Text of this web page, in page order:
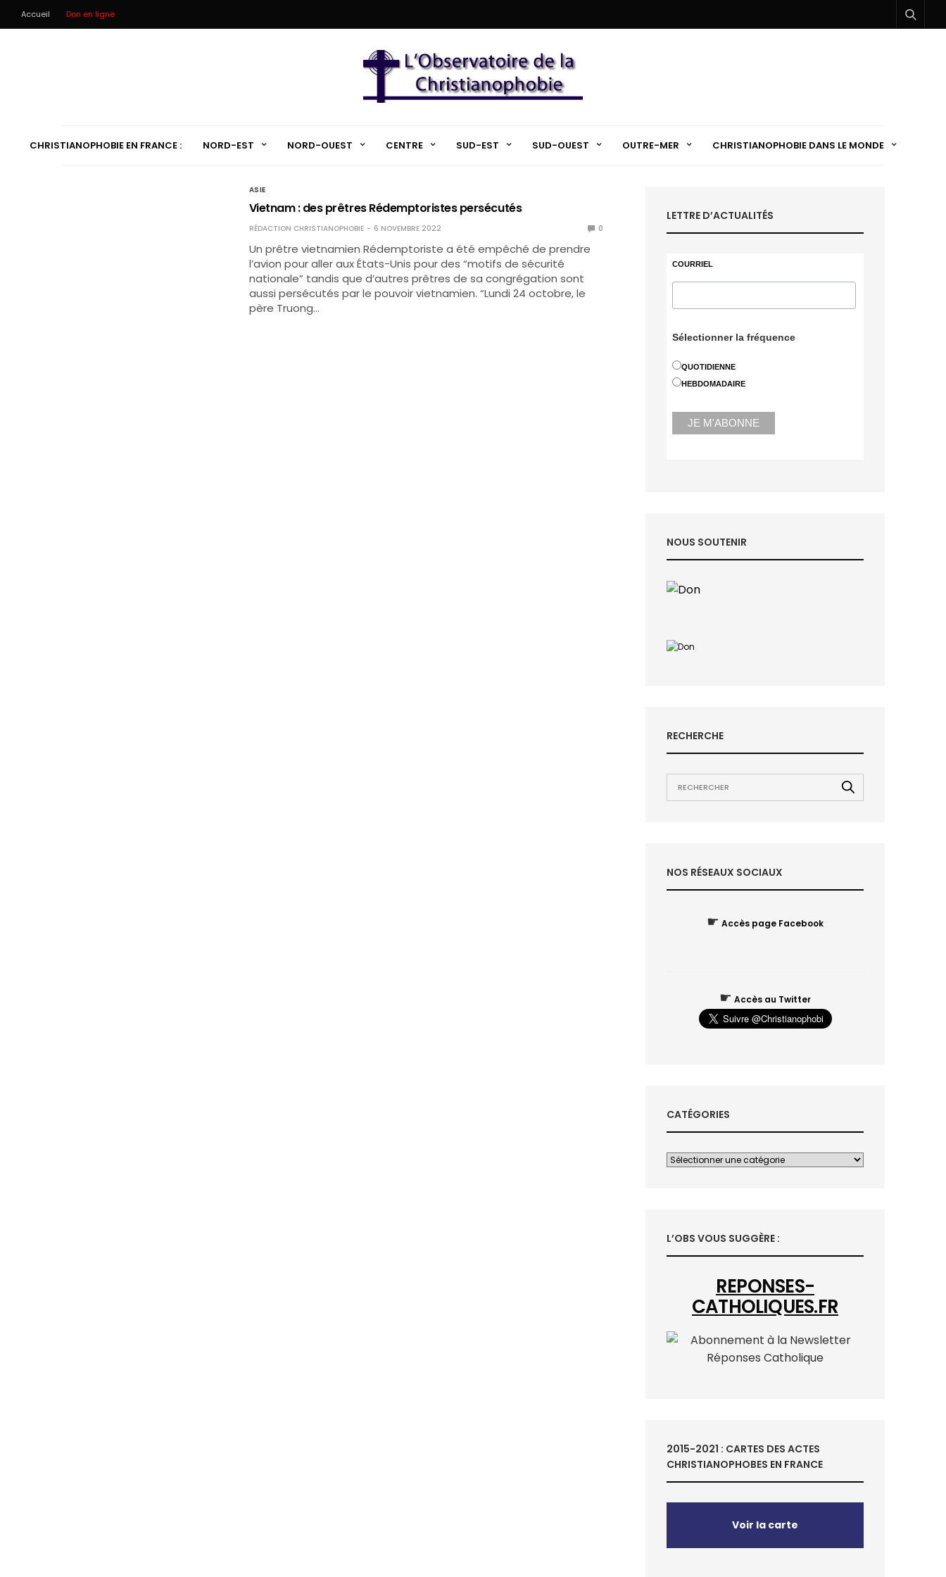
Accueil Don en ligne
CHRISTIANOPHOBIE EN FRANCE : NORD-EST NORD-OUEST CENTRE SUD-EST SUD-OUEST OUTRE-MER CHRISTIANOPHOBIE DANS LE MONDE
ASIE
Vietnam : des prêtres Rédemptoristes persécutés
RÉDACTION CHRISTIANOPHOBIE 6 NOVEMBRE 2022 0
Un prêtre vietnamien Rédemptoriste a été empêché de prendre
l’avion pour aller aux États-Unis pour des “motifs de sécurité
nationale” tandis que d’autres prêtres de sa congrégation sont
aussi persécutés par le pouvoir vietnamien. “Lundi 24 octobre, le
père Truong…
LETTRE D’ACTUALITÉS
COURRIEL
Sélectionner la fréquence
QUOTIDIENNE
HEBDOMADAIRE
NOUS SOUTENIR
RECHERCHE
NOS RÉSEAUX SOCIAUX
☛ Accès page Facebook
☛ Accès au Twitter
CATÉGORIES
L’OBS VOUS SUGGÈRE :
REPONSES-
CATHOLIQUES.FR
2015-2021 : CARTES DES ACTES
CHRISTIANOPHOBES EN FRANCE
Voir la carte